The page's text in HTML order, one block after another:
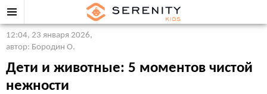
12:04, 23 января 2026,
автор: Бородин О.
Дети и животные: 5 моментов чистой
нежности